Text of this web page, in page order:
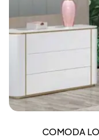
COMODA